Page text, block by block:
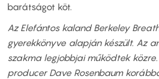
barátságot köt.
Az Elefántos kaland Berkeley
gyerekkönyve alapján készült. Az
szakma legjobbjai működtek
producer Dave Rosenbaum